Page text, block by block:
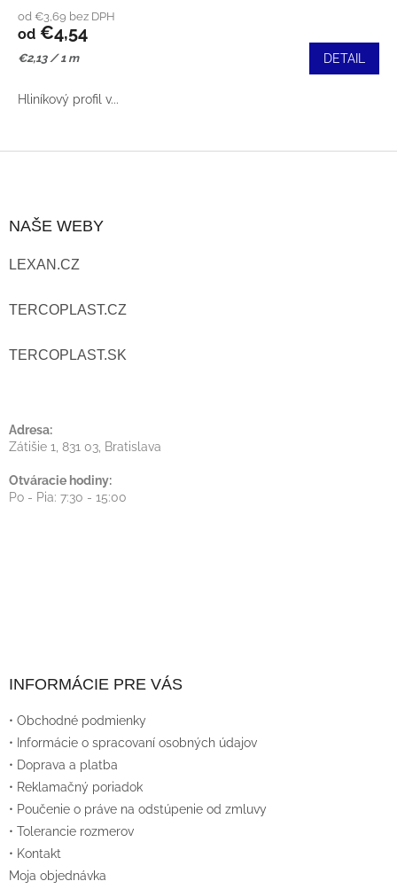
od €3,69 bez DPH
od €4,54
Jednotková
€2,13 / 1 m DETAIL
Hliníkový profil v...
Ä
T
NAŠE WEBY
LEXAN.CZ
TERCOPLAST.CZ
TERCOPLAST.SK
Adresa:
Zátišie 1, 831 03, Bratislava
Otváracie hodiny:
Po - Pia: 7:30 - 15:00
INFORMÁCIE PRE VÁS
• Obchodné podmienky
• Informácie o spracovaní osobných údajov
• Doprava a platba
• Reklamačný poriadok
• Poučenie o práve na odstúpenie od zmluvy
• Tolerancie rozmerov
• Kontakt
Moja objednávka